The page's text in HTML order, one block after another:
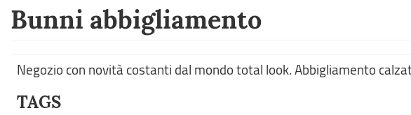
Bunni abbigliamento
Negozio con novità costanti dal mondo total look. Abbigliamento
TAGS